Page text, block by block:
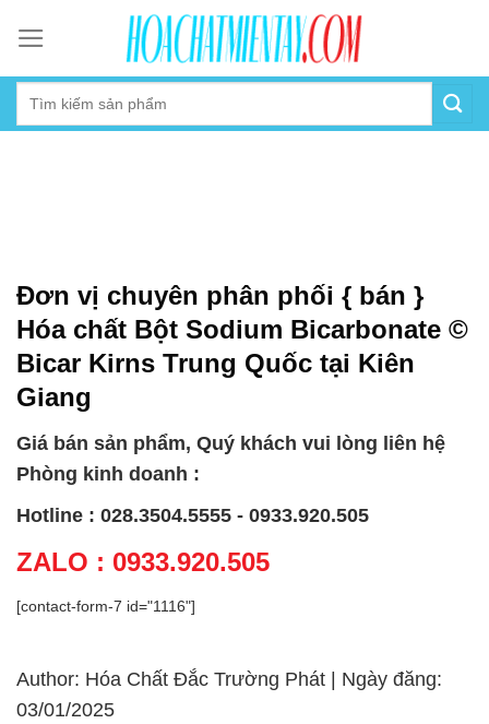
content
Đơn vị chuyên phân phối { bán }
Hóa chất Bột Sodium Bicarbonate ©
Bicar Kirns Trung Quốc tại Kiên
Giang
Giá bán sản phẩm, Quý khách vui lòng liên hệ
Phòng kinh doanh :
Hotline : 028.3504.5555 - 0933.920.505
ZALO : 0933.920.505
[contact-form-7 id="1116"]
Author: Hóa Chất Đắc Trường Phát | Ngày đăng:
03/01/2025